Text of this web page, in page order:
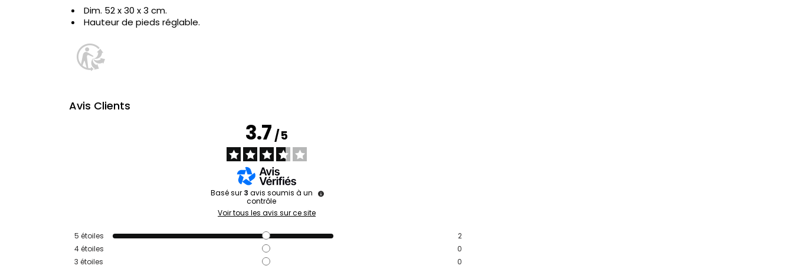
Dim. 52 x 30 x 3 cm.
Hauteur de pieds réglable.
Avis Clients
3.7/5
Basé sur 3 avis soumis à un
contrôle
Voir tous les avis sur ce site
5 étoiles
2
4étoiles
0
3 étoiles
0